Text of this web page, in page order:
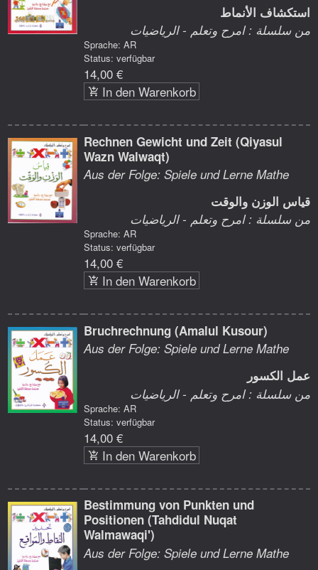
استكشاف الأنماط
من سلسلة : امرح وتعلم - الرياضيات
Sprache: AR
Status: verfügbar
14,00 €
In den Warenkorb
Rechnen Gewicht und Zeit (Qiyasul
Wazn Walwaqt)
Aus der Folge: Spiele und Lerne Mathe
قياس الوزن والوقت
من سلسلة : امرح وتعلم - الرياضيات
Sprache: AR
Status: verfügbar
14,00 €
In den Warenkorb
Bruchrechnung (Amalul Kusour)
Aus der Folge: Spiele und Lerne Mathe
عمل الكسور
من سلسلة : امرح وتعلم - الرياضيات
Sprache: AR
Status: verfügbar
14,00 €
In den Warenkorb
Bestimmung von Punkten und
Positionen (Tahdidul Nuqat
Walmawaqi')
Aus der Folge: Spiele und Lerne Mathe